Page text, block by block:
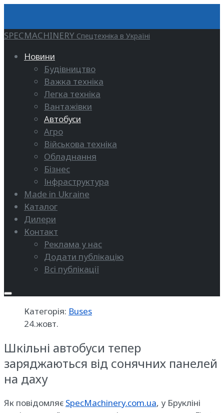
SPECMACHINERY Спецтехніка в Україні
Новини
Будівництво
Важка техніка
Легка техніка
Вантажівки
Автобуси
Агро
Військова техніка
Обладнання
Бізнес
Інфраструктура
Made in Ukraine
Каталог
Дилери
Контакт
Реклама у нас
Додати публікацію
Всі публікації
Категорія: Buses
24.жовт.
Шкільні автобуси тепер
заряджаються від сонячних панелей
на даху
Як повідомляє SpecMachinery.com.ua, у Брукліні